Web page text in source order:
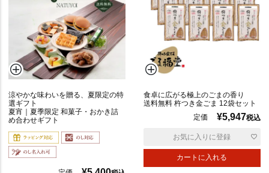
涼やかな味わいを贈る、夏限定の特
選ギフト
夏宵｜夏季限定 和菓子・おかき詰
め合わせギフト
食卓に広がる極上のごまの香り
送料無料 杵つき金ごま 12袋セット
定価
¥5,947税込
カートに入れる
お気に入りに登録